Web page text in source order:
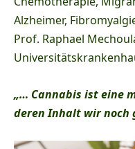
Alzheimer,
Prof. Raphael
„… Cannabis ist eine
deren Inhalt wir noch